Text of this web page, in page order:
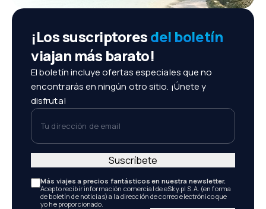
¡Los suscriptoresdel boletín
viajan más barato!
El boletín incluye ofertas especiales que no
encontrarás en ningún otro sitio. ¡Únete y
disfruta!
Tu dirección de email
Más viajes a precios fantásticos en nuestra newsletter.
Acepto recibir información comercial de eSky.pl S.A. (en forma
de boletín de noticias) a la dirección de correo electrónico que
yo he proporcionado.
Suscríbete